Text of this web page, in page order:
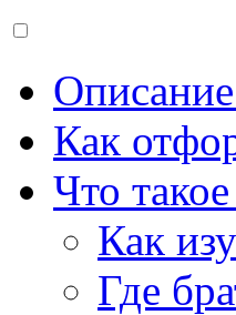
Как
Что
Как
Где